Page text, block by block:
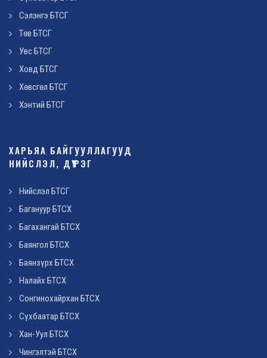
Сэлэнгэ БТСГ
Төв БТСГ
Увс БТСГ
Ховд БТСГ
Хөвсгөл БТСГ
Хэнтий БТСГ
ХАРЬЯА БАЙГУУЛЛАГУУД
НИЙСЛЭЛ, ДҮҮРЭГ
Нийслэл БТСГ
Багануур БТСХ
Багахангай БТСХ
Баянгол БТСХ
Баянзүрх БТСХ
Налайх БТСХ
Сонгинохайрхан БТСХ
Сүхбаатар БТСХ
Хан-Уул БТСХ
Чингэлтэй БТСХ